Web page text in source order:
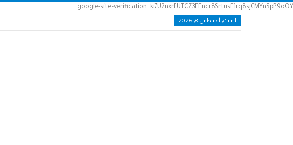
google-site-verification=ki7U2nxrPUTCZ3EFncr8SrtusE1rq8sjCMYnSpP9oOY
السبت, أغسطس 8, 2026